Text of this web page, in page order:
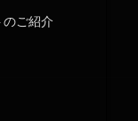
のご紹介